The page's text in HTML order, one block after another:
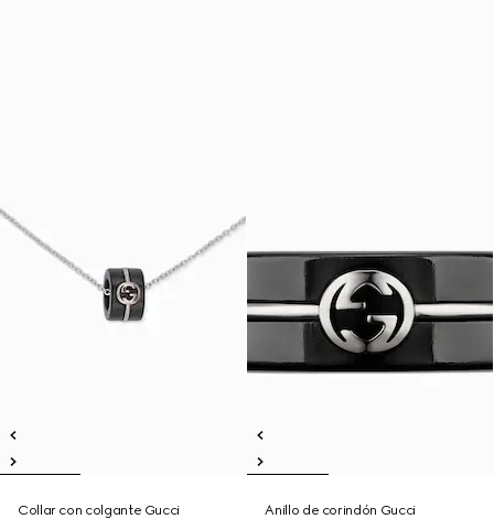
Collar con colgante Gucci
Anillo de corindón Gucci